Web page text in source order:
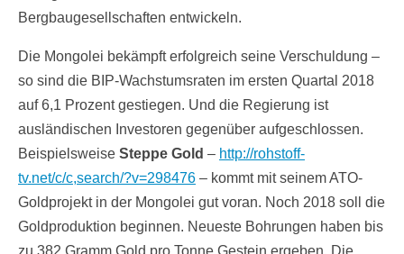
Bergbaugesellschaften entwickeln.
Die Mongolei bekämpft erfolgreich seine Verschuldung –
so sind die BIP-Wachstumsraten im ersten Quartal 2018
auf 6,1 Prozent gestiegen. Und die Regierung ist
ausländischen Investoren gegenüber aufgeschlossen.
Beispielsweise Steppe Gold – http://rohstoff-
tv.net/c/c,search/?v=298476 – kommt mit seinem ATO-
Goldprojekt in der Mongolei gut voran. Noch 2018 soll die
Goldproduktion beginnen. Neueste Bohrungen haben bis